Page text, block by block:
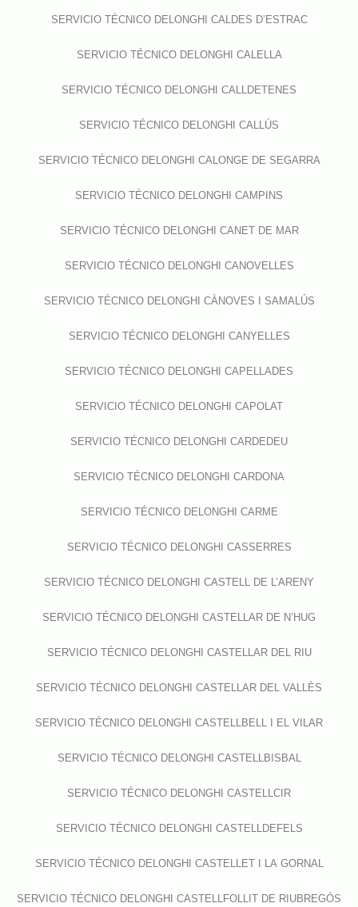
SERVICIO TÉCNICO DELONGHI CALDES D’ESTRAC
SERVICIO TÉCNICO DELONGHI CALELLA
SERVICIO TÉCNICO DELONGHI CALLDETENES
SERVICIO TÉCNICO DELONGHI CALLÚS
SERVICIO TÉCNICO DELONGHI CALONGE DE SEGARRA
SERVICIO TÉCNICO DELONGHI CAMPINS
SERVICIO TÉCNICO DELONGHI CANET DE MAR
SERVICIO TÉCNICO DELONGHI CANOVELLES
SERVICIO TÉCNICO DELONGHI CÀNOVES I SAMALÚS
SERVICIO TÉCNICO DELONGHI CANYELLES
SERVICIO TÉCNICO DELONGHI CAPELLADES
SERVICIO TÉCNICO DELONGHI CAPOLAT
SERVICIO TÉCNICO DELONGHI CARDEDEU
SERVICIO TÉCNICO DELONGHI CARDONA
SERVICIO TÉCNICO DELONGHI CARME
SERVICIO TÉCNICO DELONGHI CASSERRES
SERVICIO TÉCNICO DELONGHI CASTELL DE L’ARENY
SERVICIO TÉCNICO DELONGHI CASTELLAR DE N’HUG
SERVICIO TÉCNICO DELONGHI CASTELLAR DEL RIU
SERVICIO TÉCNICO DELONGHI CASTELLAR DEL VALLÈS
SERVICIO TÉCNICO DELONGHI CASTELLBELL I EL VILAR
SERVICIO TÉCNICO DELONGHI CASTELLBISBAL
SERVICIO TÉCNICO DELONGHI CASTELLCIR
SERVICIO TÉCNICO DELONGHI CASTELLDEFELS
SERVICIO TÉCNICO DELONGHI CASTELLET I LA GORNAL
SERVICIO TÉCNICO DELONGHI CASTELLFOLLIT DE RIUBREGÓS